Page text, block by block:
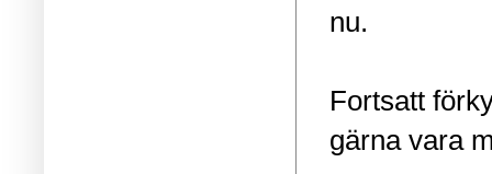
nu.
Fortsatt
gärna vara